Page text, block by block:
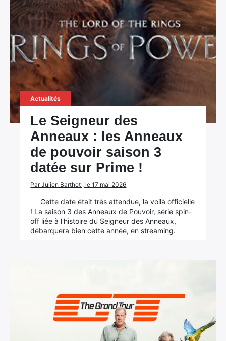
Actualités
Le Seigneur des
Anneaux : les Anneaux
de pouvoir saison 3
datée sur Prime !
Par Julien Barthet , le 17 mai 2026
Cette date était très attendue, la voilà officielle
! La saison 3 des Anneaux de Pouvoir, série spin-
off liée à l'histoire du Seigneur des Anneaux,
débarquera bien cette année, en streaming.